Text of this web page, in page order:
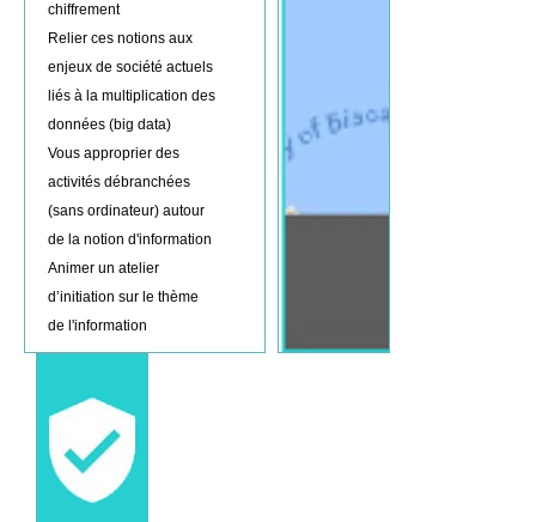
chiffrement
Relier ces notions aux
enjeux de société actuels
liés à la multiplication des
données (big data)
Vous approprier des
activités débranchées
(sans ordinateur) autour
de la notion d'information
Animer un atelier
d’initiation sur le thème
de l'information